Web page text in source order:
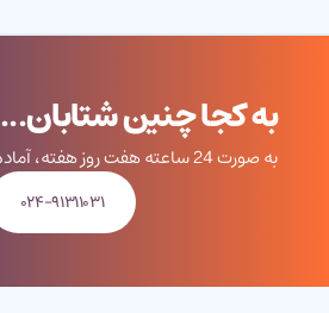
به کجا چنین شتابان...
به صورت 24 ساعته هفت روز هفته، آماده خدمت رسانی به شما
۰۲۴-۹۱۳۱۱۰۳۱